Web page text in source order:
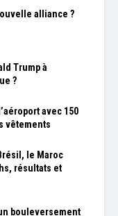
alliance ?
Trump à
?
avec 150
vêtements
le Maroc
résultats et
bouleversement